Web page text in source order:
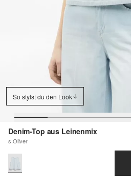
So stylst du den Look
Denim-Top aus Leinenmix
s.Oliver